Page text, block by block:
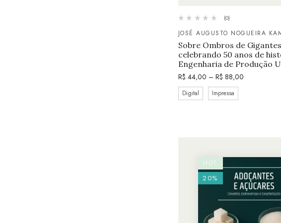
(0)
JOSÉ AUGUSTO NOGUEIRA
Sobre Ombros de
celebrando 50 anos de
Engenharia de Produção
R$ 44,00 – R$ 88,00
Digital Impressa
HOT
20%